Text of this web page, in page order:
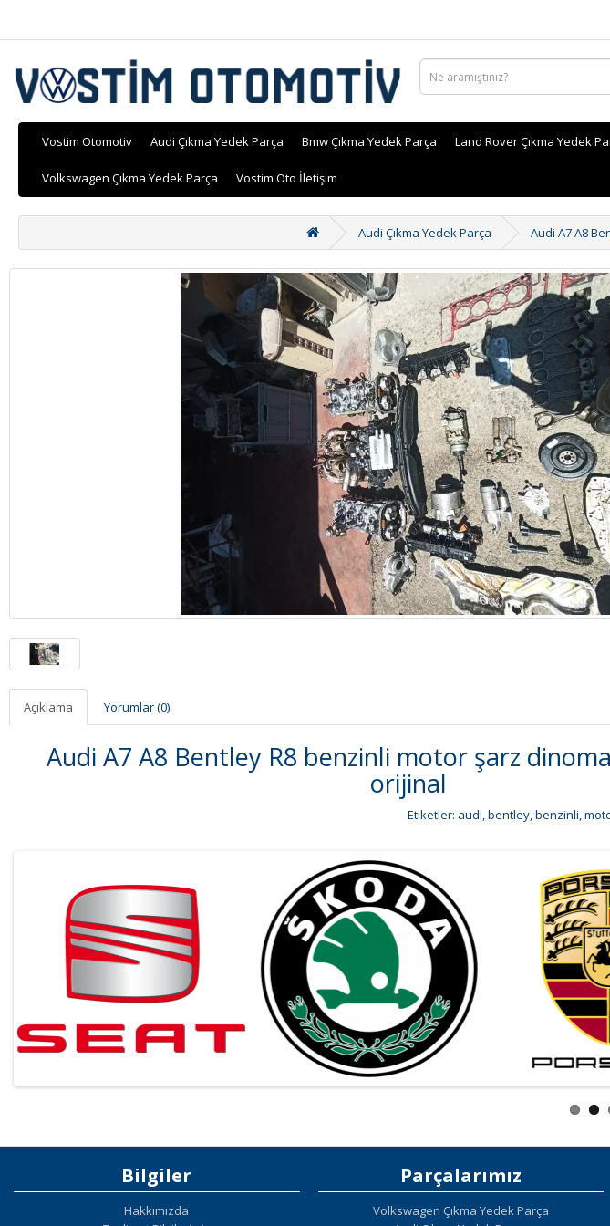
Vostim Otomotiv Audi Çıkma Yedek Parça Bmw Çıkma Yedek Parça Land Rover Çıkma Yedek
Volkswagen Çıkma Yedek Parça Vostim Oto İletişim
Audi Çıkma Yedek Parça Audi A7 A8
Açıklama Yorumlar (0)
Audi A7 A8 Bentley R8 benzinli motor şarz
orijinal
Etiketler: audi,bentley,benzinli,
Bilgiler
Hakkımızda
Parçalarımız
Volkswagen Çıkma Yedek Parça